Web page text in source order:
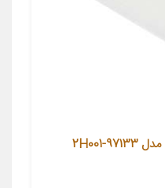
فیلتر کابین خودرو جنیون پارتس مدل 97133-2H001